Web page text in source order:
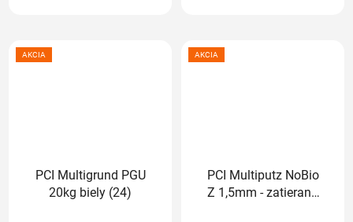
AKCIA
PCI Multigrund PGU
20kg biely (24)
AKCIA
PCI Multiputz NoBio
Z 1,5mm - zatieraná